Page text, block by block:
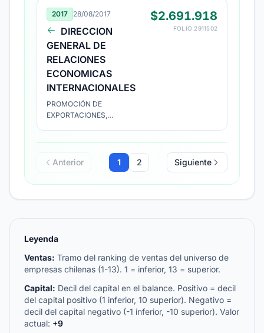
2017
28/08/2017
DIRECCION
GENERAL DE
RELACIONES
ECONOMICAS
INTERNACIONALES
PROMOCIÓN DE
EXPORTACIONES,
$2.691.918
FOLIO 2911502
Anterior 1 2 Siguiente
Leyenda
Ventas: Tramo del ranking de ventas del universo de
empresas chilenas (1-13). 1 = inferior, 13 = superior.
Capital: Decil del capital en el balance. Positivo = decil
del capital positivo (1 inferior, 10 superior). Negativo =
decil del capital negativo (-1 inferior, -10 superior). Valor
actual: +9